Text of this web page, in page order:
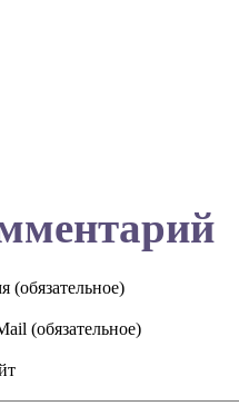
(обязательное)
(обязательное)